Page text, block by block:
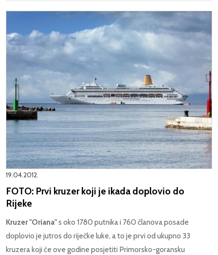
19.04.2012.
FOTO: Prvi kruzer koji je ikada doplovio do
Rijeke
Kruzer "Oriana"s oko 1780 putnika i 760 članova posade
doplovio je jutros do riječke luke, a to je prvi od ukupno 33
kruzera koji će ove godine posjetiti Primorsko-goransku